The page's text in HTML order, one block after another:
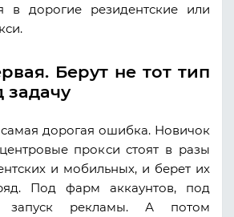
в дорогие резидентские или
Берут не тот тип
задачу
дорогая ошибка. Новичок
прокси стоят в разы
и мобильных, и берет их
Под фарм аккаунтов, под
запуск рекламы. А потом